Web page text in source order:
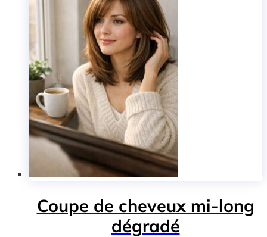
Coupe de cheveux mi-long
dégradé